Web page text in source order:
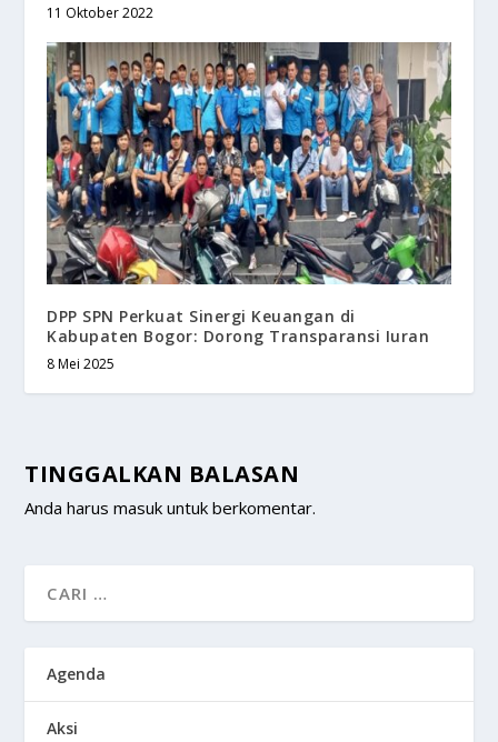
11 Oktober 2022
DPP SPN Perkuat Sinergi Keuangan di
Kabupaten Bogor: Dorong Transparansi Iuran
8 Mei 2025
TINGGALKAN BALASAN
Anda harusmasuk untuk berkomentar.
Agenda
Aksi